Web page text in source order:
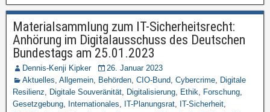
Materialsammlung zum IT-Sicherheitsrecht:
Anhörung im Digitalausschuss des Deutschen
Bundestags am 25.01.2023
Dennis-Kenji Kipker
26. Januar 2023
Aktuelles, Allgemein, Behörden, CIO-Bund, Cybercrime, Digitale
Resilienz, Digitale Souveränität, Digitalisierung, Ethik, Forschung,
Gesetzgebung, Internationales, IT-Planungsrat, IT-Sicherheit,